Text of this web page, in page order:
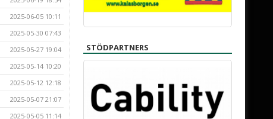
2025-06-05 10:11
2025-05-30 07:43
2025-05-27 19:04
2025-05-14 10:20
2025-05-12 12:18
2025-05-07 21:07
2025-05-05 11:14
STÖDPARTNERS